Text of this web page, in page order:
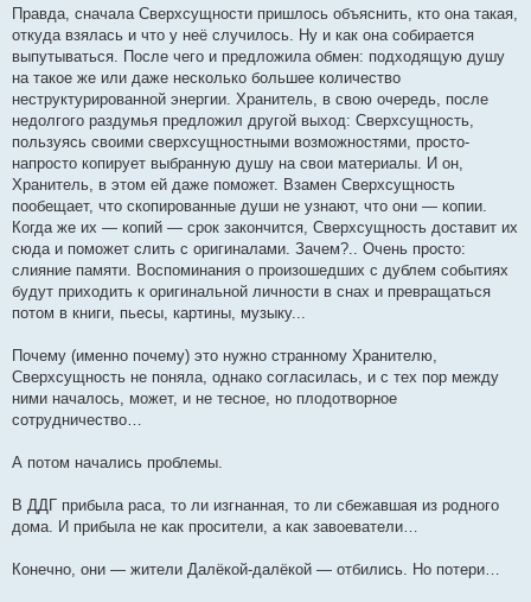
Правда, сначала Сверхсущности пришлось объяснить, кто она такая,
откуда взялась и что у неё случилось. Ну и как она собирается
выпутываться. После чего и предложила обмен: подходящую душу
на такое же или даже несколько большее количество
неструктурированной энергии. Хранитель, в свою очередь, после
недолгого раздумья предложил другой выход: Сверхсущность,
пользуясь своими сверхсущностными возможностями, просто-
напросто копирует выбранную душу на свои материалы. И он,
Хранитель, в этом ей даже поможет. Взамен Сверхсущность
пообещает, что скопированные души не узнают, что они — копии.
Когда же их — копий — срок закончится, Сверхсущность доставит их
сюда и поможет слить с оригиналами. Зачем?.. Очень просто:
слияние памяти. Воспоминания о произошедших с дублем событиях
будут приходить к оригинальной личности в снах и превращаться
потом в книги, пьесы, картины, музыку...
Почему (именно почему) это нужно странному Хранителю,
Сверхсущность не поняла, однако согласилась, и с тех пор между
ними началось, может, и не тесное, но плодотворное
сотрудничество…
А потом начались проблемы.
В ДДГ прибыла раса, то ли изгнанная, то ли сбежавшая из родного
дома. И прибыла не как просители, а как завоеватели…
Конечно, они — жители Далёкой-далёкой — отбились. Но потери…